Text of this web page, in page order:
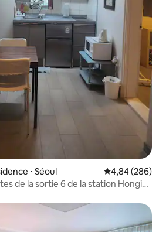
⋅ Séoul Évaluation
4,84 (286)
de la sortie 6 de la station Hongik